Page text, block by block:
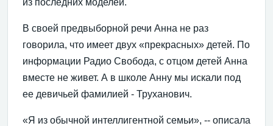
из последних моделей.
В своей предвыборной речи Анна не раз
говорила, что имеет двух «прекрасных» детей. По
информации Радио Свобода, с отцом детей Анна
вместе не живет. А в школе Анну мы искали под
ее девичьей фамилией - Труханович.
«Я из обычной интеллигентной семьи», -- описала